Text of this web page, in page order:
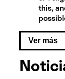
this,
Ver más